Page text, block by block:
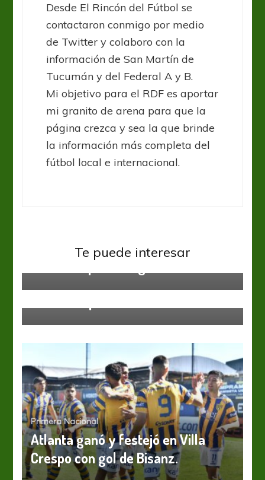
Desde El Rincón del Fútbol se
contactaron conmigo por medio
de Twitter y colaboro con la
información de San Martín de
Tucumán y del Federal A y B.
Mi objetivo para el RDF es aportar
mi granito de arena para que la
página crezca y sea la que brinde
la información más completa del
fútbol local e internacional.
Te puede interesar
Primera Nacional
Primera Nacional
Atlanta ganó y festejó en Villa
Crespo con gol de Bisanz.